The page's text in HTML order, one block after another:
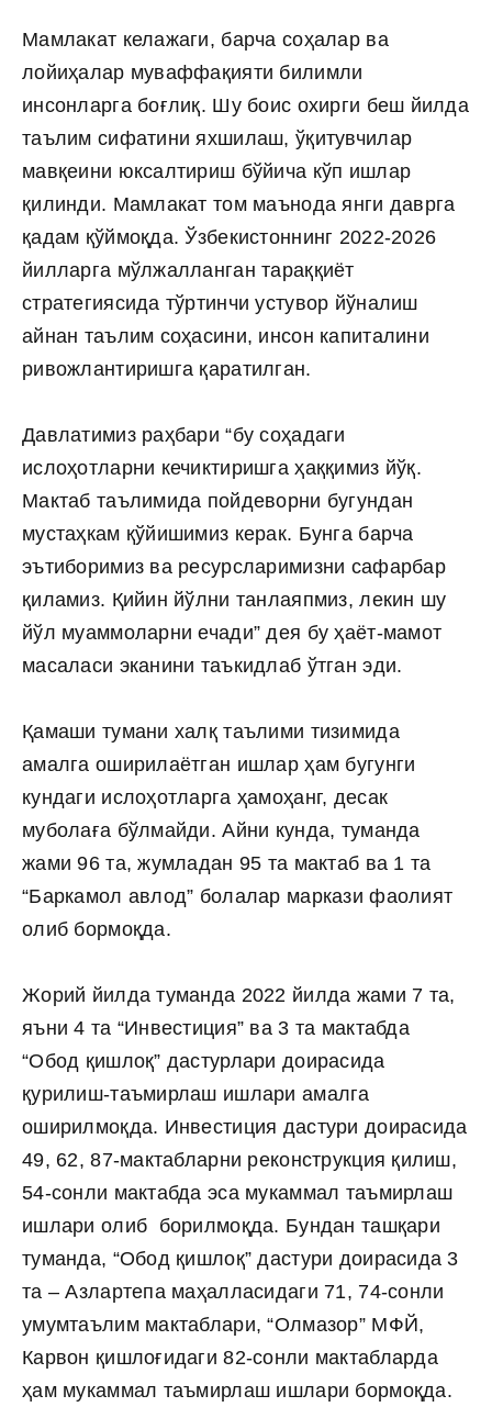
Мамлакат келажаги, барча соҳалар ва
лойиҳалар муваффақияти билимли
инсонларга боғлиқ. Шу боис охирги беш йилда
таълим сифатини яхшилаш, ўқитувчилар
мавқеини юксалтириш бўйича кўп ишлар
қилинди. Мамлакат том маънода янги даврга
қадам қўймоқда. Ўзбекистоннинг 2022-2026
йилларга мўлжалланган тараққиёт
стратегиясида тўртинчи устувор йўналиш
айнан таълим соҳасини, инсон капиталини
ривожлантиришга қаратилган.
Давлатимиз раҳбари “бу соҳадаги
ислоҳотларни кечиктиришга ҳаққимиз йўқ.
Мактаб таълимида пойдеворни бугундан
мустаҳкам қўйишимиз керак. Бунга барча
эътиборимиз ва ресурсларимизни сафарбар
қиламиз. Қийин йўлни танлаяпмиз, лекин шу
йўл муаммоларни ечади” дея бу ҳаёт-мамот
масаласи эканини таъкидлаб ўтган эди.
Қамаши тумани халқ таълими тизимида
амалга оширилаётган ишлар ҳам бугунги
кундаги ислоҳотларга ҳамоҳанг, десак
муболаға бўлмайди. Айни кунда, туманда
жами 96 та, жумладан 95 та мактаб ва 1 та
“Баркамол авлод” болалар маркази фаолият
олиб бормоқда.
Жорий йилда туманда 2022 йилда жами 7 та,
яъни 4 та “Инвестиция” ва 3 та мактабда
“Обод қишлоқ” дастурлари доирасида
қурилиш-таъмирлаш ишлари амалга
оширилмоқда. Инвестиция дастури доирасида
49, 62, 87-мактабларни реконструкция қилиш,
54-сонли мактабда эса мукаммал таъмирлаш
ишлари олиб борилмоқда. Бундан ташқари
туманда, “Обод қишлоқ” дастури доирасида 3
та – Азлартепа маҳалласидаги 71, 74-сонли
умумтаълим мактаблари, “Олмазор” МФЙ,
Карвон қишлоғидаги 82-сонли мактабларда
ҳам мукаммал таъмирлаш ишлари бормоқда.